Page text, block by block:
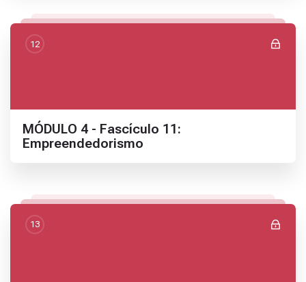
12
Nome da seção
MÓDULO 4 - Fascículo 11:
Empreendedorismo
13